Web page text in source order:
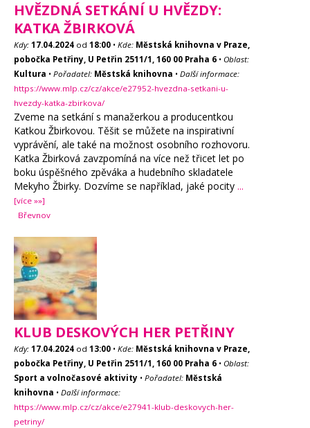
HVĚZDNÁ SETKÁNÍ U HVĚZDY:
KATKA ŽBIRKOVÁ
Kdy: 17.04.2024 od 18:00 • Kde: Městská knihovna v Praze,
pobočka Petřiny, U Petřin 2511/1, 160 00 Praha 6 • Oblast:
Kultura • Pořadatel: Městská knihovna • Další informace:
https://www.mlp.cz/cz/akce/e27952-hvezdna-setkani-u-
hvezdy-katka-zbirkova/
Zveme na setkání s manažerkou a producentkou
Katkou Žbirkovou. Těšit se můžete na inspirativní
vyprávění, ale také na možnost osobního rozhovoru.
Katka Žbirková zavzpomíná na více než třicet let po
boku úspěšného zpěváka a hudebního skladatele
Mekyho Žbirky. Dozvíme se například, jaké pocity ...
[více »»]
Břevnov
KLUB DESKOVÝCH HER PETŘINY
Kdy: 17.04.2024 od 13:00 • Kde: Městská knihovna v Praze,
pobočka Petřiny, U Petřin 2511/1, 160 00 Praha 6 • Oblast:
Sport a volnočasové aktivity • Pořadatel: Městská
knihovna • Další informace:
https://www.mlp.cz/cz/akce/e27941-klub-deskovych-her-
petriny/